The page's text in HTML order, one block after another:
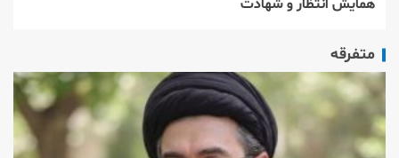
همایش انتظار و شهادت
متفرقه